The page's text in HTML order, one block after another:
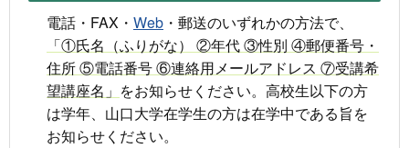
電話・FAX・ Web ・郵送のいずれかの方法で、
「①氏名（ふりがな） ②年代 ③性別 ④郵便番号・
住所 ⑤電話番号 ⑥連絡用メールアドレス ⑦受講希
望講座名」 をお知らせください。高校生以下の方
は学年、山口大学在学生の方は在学中である旨を
お知らせください。